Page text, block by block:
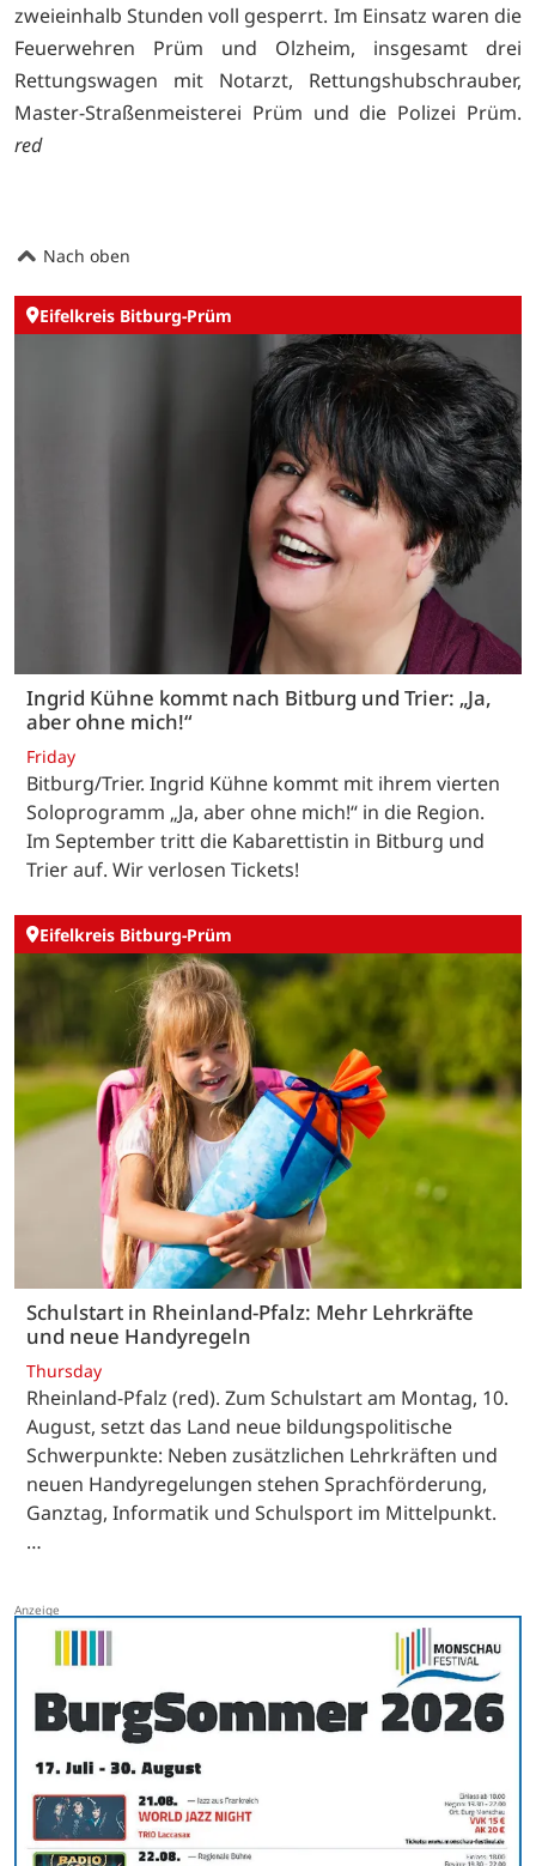
zweieinhalb Stunden voll gesperrt. Im Einsatz waren die
Feuerwehren Prüm und Olzheim, insgesamt drei
Rettungswagen mit Notarzt, Rettungshubschrauber,
Master-Straßenmeisterei Prüm und die Polizei Prüm.
red
Nach oben
Eifelkreis Bitburg-Prüm
Ingrid Kühne kommt nach Bitburg und Trier: „Ja,
aber ohne mich!“
Friday
Bitburg/Trier. Ingrid Kühne kommt mit ihrem vierten
Soloprogramm „Ja, aber ohne mich!“ in die Region.
Im September tritt die Kabarettistin in Bitburg und
Trier auf. Wir verlosen Tickets!
Eifelkreis Bitburg-Prüm
Schulstart in Rheinland-Pfalz: Mehr Lehrkräfte
und neue Handyregeln
Thursday
Rheinland-Pfalz (red). Zum Schulstart am Montag, 10.
August, setzt das Land neue bildungspolitische
Schwerpunkte: Neben zusätzlichen Lehrkräften und
neuen Handyregelungen stehen Sprachförderung,
Ganztag, Informatik und Schulsport im Mittelpunkt.
…